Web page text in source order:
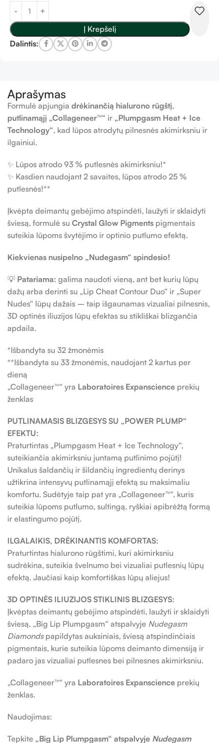
Į Krepšelį
Dalintis:
Aprašymas
Formulė apjungia drėkinančią hialurono rūgštį,
putlinamąjį „Collageneer™“ ir „Plumpgasm Heat + Ice
Technology“, kad lūpos atrodytų pilnesnės akimirksniu ir
ilgainiui.
✨ Lūpos atrodo 93 % putlesnės akimirksniu!*
✨ Kasdien naudojant 2 savaites, lūpos atrodo 25 %
putlesnės!**
Įkvėpta deimantų gebėjimo atspindėti, laužyti ir sklaidyti
šviesą, formulė su Crystal Glow Pigments pigmentais
suteikia lūpoms švytėjimo ir optinio putlumo efektą.
Kiekvienas nusipelno „Nudegasm“ spindesio!
💡 Patariama: galima naudoti vieną, ant bet kurių lūpų
dažų arba derinti su „Lip Cheat Contour Duo“ ir „Super
Nudes“ lūpų dažais – taip išgaunamas vizualiai pilnesnis,
3D optinės iliuzijos lūpų efektas su stikliškai blizgančia
apdaila.
*Išbandyta su 32 žmonėmis
**Išbandyta su 33 žmonėmis, naudojant 2 kartus per
dieną
„Collageneer™“ yra Laboratoires Expanscience prekių
ženklas
PUTLINAMASIS BLIZGESYS SU „POWER PLUMP“
EFEKTU:
Praturtintas „Plumpgasm Heat + Ice Technology“,
suteikiančia akimirksniu juntamą putlinimo pojūtį!
Unikalus šaldančių ir šildančių ingredientų derinys
užtikrina intensyvų putlinamąjį efektą su maksimaliu
komfortu. Sudėtyje taip pat yra „Collageneer™“, kuris
suteikia lūpoms putlumo, sultingą, ryškiai apibrėžtą formą
ir elastingumo pojūtį.
ILGALAIKIS, DRĖKINANTIS KOMFORTAS:
Praturtintas hialurono rūgštimi, kuri akimirksniu
sudrėkina, suteikia švelnumo bei vizualiai putlesnių lūpų
efektą. Jaučiasi kaip komfortiškas lūpų aliejus!
3D OPTINĖS ILIUZIJOS STIKLINIS BLIZGESYS:
Įkvėptas deimantų gebėjimo atspindėti, laužyti ir sklaidyti
šviesą, „Big Lip Plumpgasm“ atspalvyje Nudegasm
Diamondspapildytas auksiniais, šviesą atspindinčiais
pigmentais, kurie suteikia lūpoms deimanto dimensiją ir
padaro jas vizualiai putlesnes bei pilnesnes akimirksniu.
„Collageneer™“ yra Laboratoires Expanscience prekių
ženklas.
Naudojimas:
Tepkite „Big Lip Plumpgasm“ atspalvyje Nudegasm